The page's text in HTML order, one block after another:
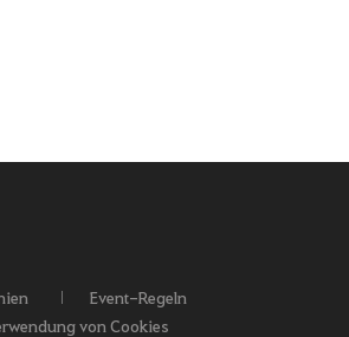
Event-Regeln
von Cookies